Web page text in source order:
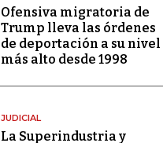
Ofensiva migratoria de
Trump lleva las órdenes
de deportación a su nivel
más alto desde 1998
JUDICIAL
La Superindustria y